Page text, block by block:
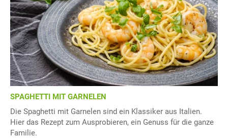
SPAGHETTI MIT GARNELEN
Die Spaghetti mit Garnelen sind ein Klassiker aus Italien.
Hier das Rezept zum Ausprobieren, ein Genuss für die ganze
Familie.